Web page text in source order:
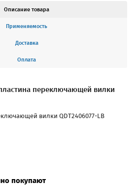
Описание товара
Применяемость
Доставка
Оплата
переключающей вилки
вилки QDT2406077-LB
покупают